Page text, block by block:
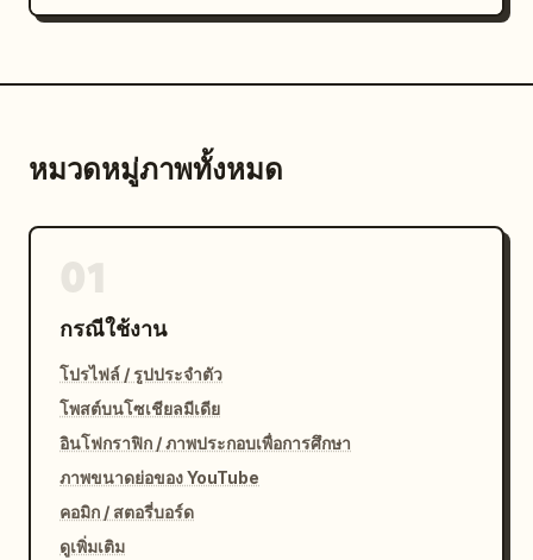
หมวดหมู่ภาพทั้งหมด
กรณีใช้งาน
โปรไฟล์ / รูปประจำตัว
โพสต์บนโซเชียลมีเดีย
อินโฟกราฟิก / ภาพประกอบเพื่อการศึกษา
ภาพขนาดย่อของ YouTube
คอมิก / สตอรี่บอร์ด
ดูเพิ่มเติม